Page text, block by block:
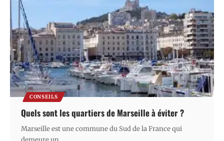
CONSEILS
Quels sont les quartiers de Marseille à éviter ?
Marseille est une commune du Sud de la France qui